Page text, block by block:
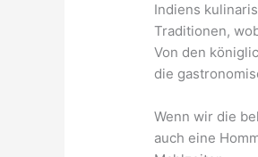
Indiens
Traditionen,
Von den
die
Wenn wir die
auch eine